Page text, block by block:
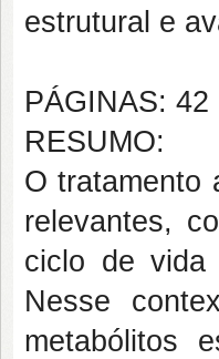
estrutural e
PÁGINAS: 42
RESUMO:
O tratamento
relevantes,
ciclo de vida
Nesse
metabólitos